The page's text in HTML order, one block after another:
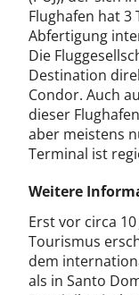
Flughafen hat 3
Abfertigung
Die
Destination
Condor. Auch
dieser
aber meistens
Terminal ist
Weitere
Erst vor circa
Tourismus
dem
als in Santo